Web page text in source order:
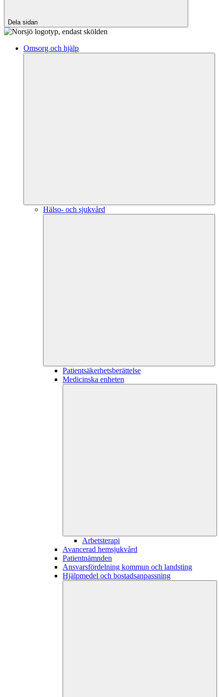
Dela sidan
Omsorg och hjälp
Hälso- och sjukvård
Patientsäkerhetsberättelse
Medicinska enheten
Arbetsterapi
Avancerad hemsjukvård
Patientnämnden
Ansvarsfördelning kommun och landsting
Hjälpmedel och bostadsanpassning